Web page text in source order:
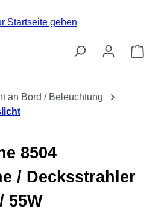
an Bord / Beleuchtung
8504
/ Decksstrahler
55W